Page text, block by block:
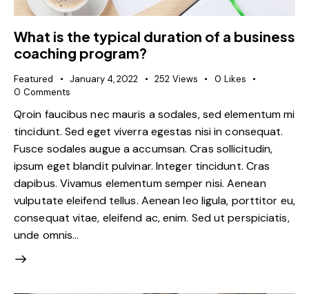
What is the typical duration of a business
coaching program?
Featured January 4, 2022 252 Views 0 Likes
0 Comments
Qroin faucibus nec mauris a sodales, sed elementum mi
tincidunt. Sed eget viverra egestas nisi in consequat.
Fusce sodales augue a accumsan. Cras sollicitudin,
ipsum eget blandit pulvinar. Integer tincidunt. Cras
dapibus. Vivamus elementum semper nisi. Aenean
vulputate eleifend tellus. Aenean leo ligula, porttitor eu,
consequat vitae, eleifend ac, enim. Sed ut perspiciatis,
unde omnis…